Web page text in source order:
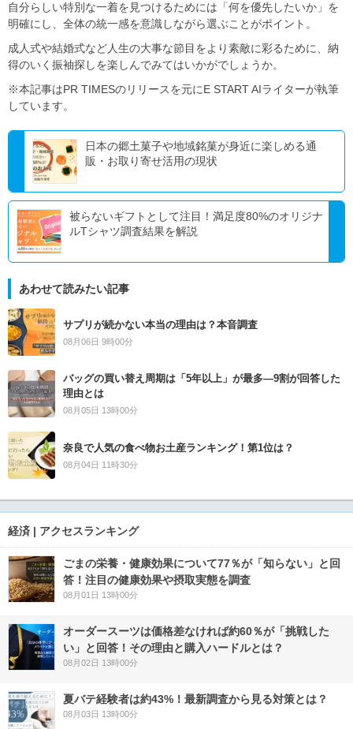
自分らしい特別な一着を見つけるためには「何を優先したいか」を
明確にし、全体の統一感を意識しながら選ぶことがポイント。
成人式や結婚式など人生の大事な節目をより素敵に彩るために、納
得のいく振袖探しを楽しんでみてはいかがでしょうか。
※本記事はPR TIMESのリリースを元にE START AIライターが執筆
しています。
日本の郷土菓子や地域銘菓が身近に楽しめる通
販・お取り寄せ活用の現状
被らないギフトとして注目！満足度80%のオリジナ
ルTシャツ調査結果を解説
あわせて読みたい記事
サプリが続かない本当の理由は？本音調査
08月06日 9時00分
バッグの買い替え周期は「5年以上」が最多―9割が回答した
理由とは
08月05日 13時00分
奈良で人気の食べ物お土産ランキング！第1位は？
08月04日 11時30分
経済 | アクセスランキング
ごまの栄養・健康効果について77％が「知らない」と回
答！注目の健康効果や摂取実態を調査
08月01日 13時00分
オーダースーツは価格差なければ約60％が「挑戦した
い」と回答！その理由と購入ハードルとは？
08月02日 13時00分
夏バテ経験者は約43%！最新調査から見る対策とは？
08月03日 13時00分